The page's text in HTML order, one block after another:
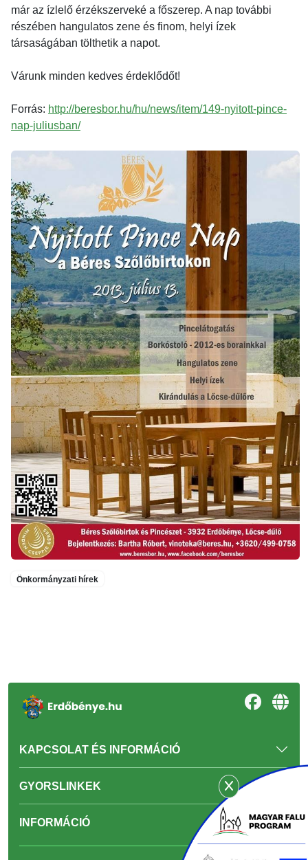
már az ízlelő érzékszerveké a főszerep. A nap további
részében hangulatos zene és finom, helyi ízek
társaságában tölthetik a napot.
Várunk minden kedves érdeklődőt!
Forrás: http://beresbor.hu/hu/news/item/149-nyitott-pince-
nap-juliusban/
Önkormányzati hírek
KAPCSOLAT ÉS INFORMÁCIÓ
GYORSLINKEK
INFORMÁCIÓ